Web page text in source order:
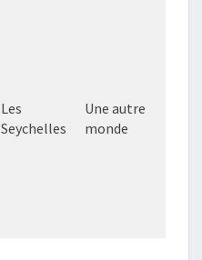
Les
Seychelles
Une autre
monde